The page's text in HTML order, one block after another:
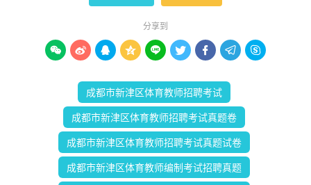
分享到
        
成都市新津区体育教师招聘考试
成都市新津区体育教师招聘考试真题卷
成都市新津区体育教师招聘考试真题试卷
成都市新津区体育教师编制考试招聘真题